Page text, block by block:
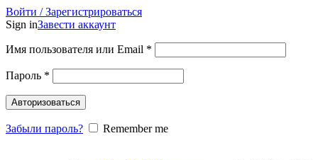
Войти / Зарегистрироваться
Sign inЗавести аккаунт
Имя пользователя или Email *
Пароль *
Авторизоваться
Забыли пароль?
Remember me